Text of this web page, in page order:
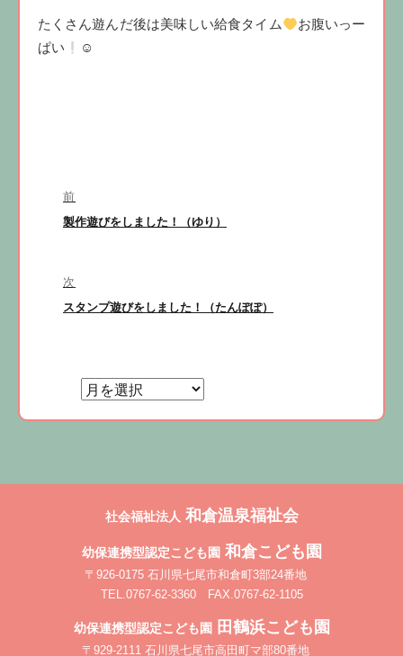
たくさん遊んだ後は美味しい給食タイム
お腹いっー
ぱい
☺
稿
ナ
ゲ
ー
前
前
稿:
製作遊びをしました！（ゆり）
次
次
スタンプ遊びをしました！（たんぽぽ）
社会福祉法人 和倉温泉福祉会
幼保連携型認定こども園和倉こども園
〒926-0175 石川県七尾市和倉町3部24番地
TEL.0767-62-3360 FAX.0767-62-1105
幼保連携型認定こども園田鶴浜こども園
〒929-2111 石川県七尾市高田町マ部80番地